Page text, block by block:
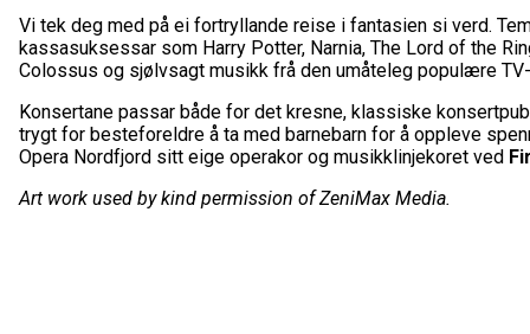
Vi tek deg med på ei fortryllande reise i fantasien si verd.
kassasuksessar som Harry Potter, Narnia, The Lord of the
Colossus og sjølvsagt musikk frå den umåteleg populære
Konsertane passar både for det kresne, klassiske
trygt for besteforeldre å ta med barnebarn for å oppleve
Opera Nordfjord sitt eige operakor og musikklinjekoret ved
Art work used by kind permission of ZeniMax Media.